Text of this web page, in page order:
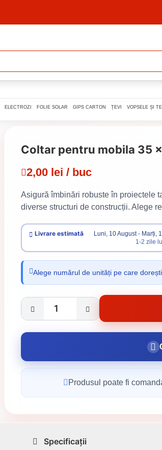
ELECTROZI FOLIE SOLAR GIPS CARTON ȚEVI VOPSELE ȘI
Coltar pentru mobila 35
2,00 lei / buc
Asigură îmbinări robuste în proiectele
diverse structuri de construcții. Alege
Livrare estimată
Luni, 10 August - Marți,
1-2 zile
Alege numărul de unități pe care
Produsul poate fi
Specificații